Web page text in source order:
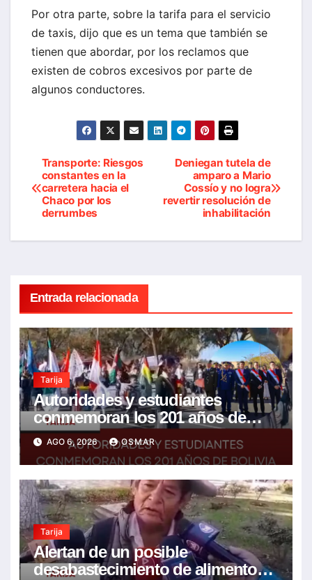
Por otra parte, sobre la tarifa para el servicio
de taxis, dijo que es un tema que también se
tienen que abordar, por los reclamos que
existen de cobros excesivos por parte de
algunos conductores.
Navegación
de
Deniegan tutela de
amparo a Mario
Cossío y no logra
revertir resolución de
inhabilitación
Transporte: Riesgos
constantes en la
carretera hacia el
Chaco por los
derrumbes
Entrada relacionada
Tarija
Autoridades y estudiantes
conmemoran los 201 años de
Bolivia con la esperanza de un
mejor futuro
AGO 6, 2026 OSMAR
Tarija
Alertan de un posible
desabastecimiento de alimentos